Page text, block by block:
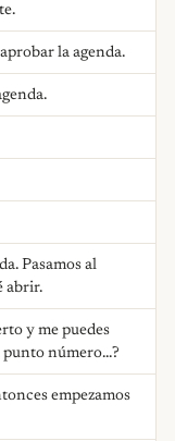
la agenda.
Pasamos al
abrir.
y me puedes
punto número...?
empezamos